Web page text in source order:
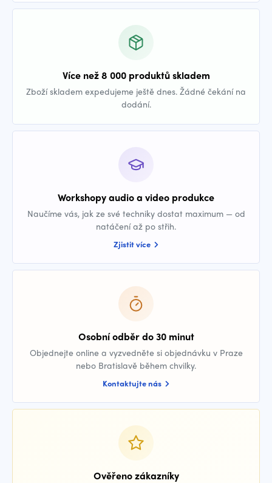
Více než 8 000 produktů skladem
Zboží skladem expedujeme ještě dnes. Žádné čekání na
dodání.
Workshopy audio a video produkce
Naučíme vás, jak ze své techniky dostat maximum — od
natáčení až po střih.
Zjistit více
Osobní odběr do 30 minut
Objednejte online a vyzvedněte si objednávku v Praze
nebo Bratislavě během chvilky.
Kontaktujte nás
Ověřeno zákazníky